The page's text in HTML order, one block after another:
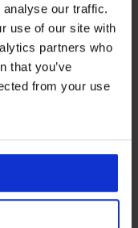
our traffic.
use of our site with
partners who
that you’ve
from your use